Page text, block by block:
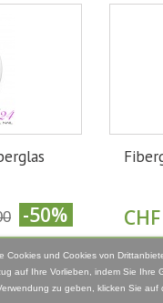
-50%
Cookies und Cookies von
auf Ihre Vorlieben, indem Sie Ihre
zu geben, klicken Sie auf